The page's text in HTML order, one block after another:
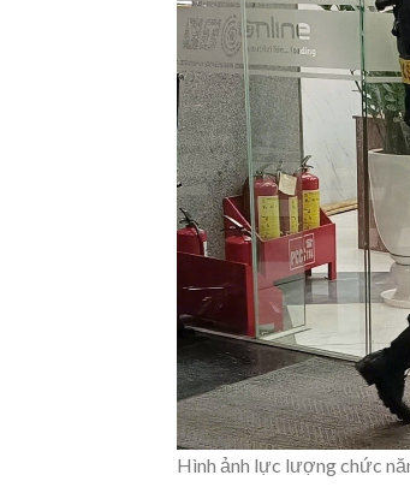
Hình ảnh lực lượng chức